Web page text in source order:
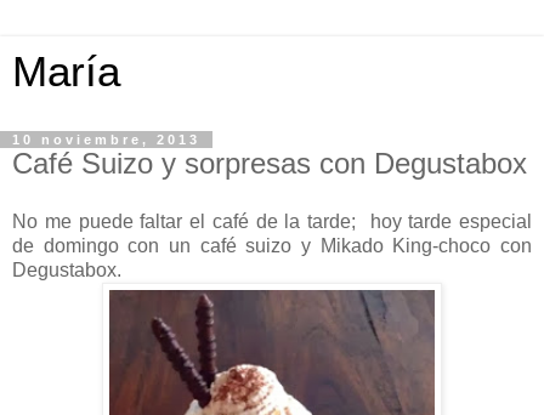
María
10 noviembre, 2013
Café Suizo y sorpresas con Degustabox
No me puede faltar el café de la tarde; hoy tarde especial
de domingo con un café suizo y Mikado King-choco con
Degustabox.